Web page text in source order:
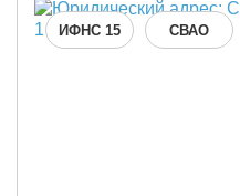
ИФНС 15 СВАО